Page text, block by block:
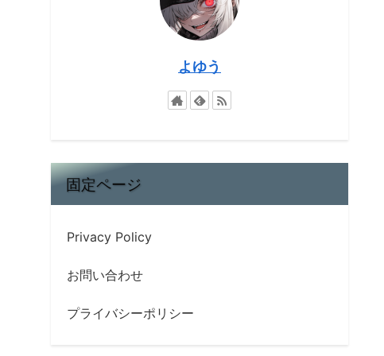
よゆう
固定ページ
Privacy Policy
お問い合わせ
プライバシーポリシー